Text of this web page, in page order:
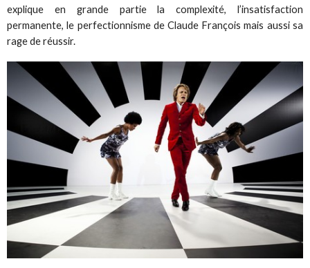
explique en grande partie la complexité, l’insatisfaction
permanente, le perfectionnisme de Claude François mais aussi sa
rage de réussir.